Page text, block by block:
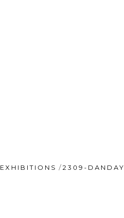
EXHIBITIONS /2309-DANDAY